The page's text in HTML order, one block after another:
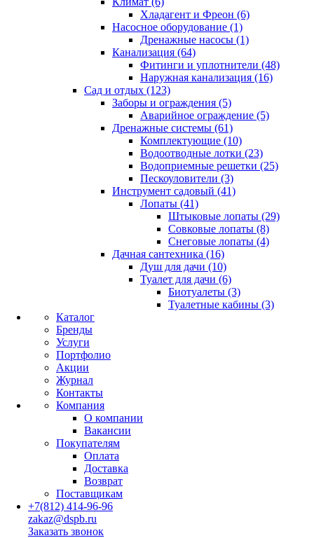
Хладагент и Фреон (6)
Насосное оборудование (1)
Дренажные насосы (1)
Канализация (64)
Фитинги и уплотнители (48)
Наружная канализация (16)
Сад и отдых (123)
Заборы и ограждения (5)
Аварийное ограждение (5)
Дренажные системы (61)
Комплектующие (10)
Водоотводные лотки (23)
Водоприемные решетки (25)
Пескоуловители (3)
Инструмент садовый (41)
Лопаты (41)
Штыковые лопаты (29)
Совковые лопаты (8)
Снеговые лопаты (4)
Дачная сантехника (16)
Душ для дачи (10)
Туалет для дачи (6)
Биотуалеты (3)
Туалетные кабины (3)
Каталог
Бренды
Услуги
Портфолио
Акции
Журнал
Контакты
Компания
О компании
Вакансии
Покупателям
Оплата
Доставка
Возврат
Поставщикам
+7(812) 414-96-96
zakaz@dspb.ru
Заказать звонок